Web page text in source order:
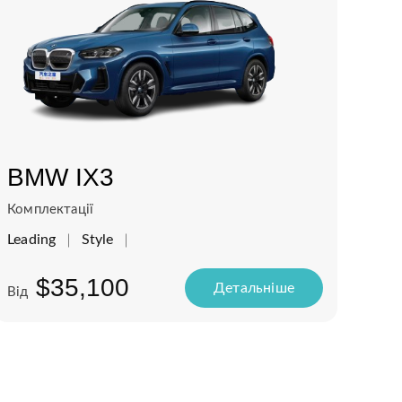
BMW IX3
Комплектації
Leading Style
Від $35,100 Детальнiше